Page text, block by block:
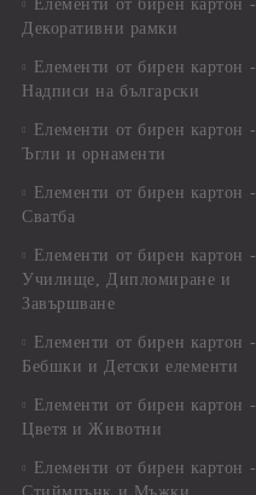
Елементи от бирен картон -
Декоративни рамки
Елементи от бирен картон -
Надписи на български
Елементи от бирен картон -
Ъгли и орнаменти
Елементи от бирен картон -
Сватба
Елементи от бирен картон -
Училище, Дипломиране и
Завършване
Елементи от бирен картон -
Бебшки и Детски елементи
Елементи от бирен картон -
Цветя и Животни
Елементи от бирен картон -